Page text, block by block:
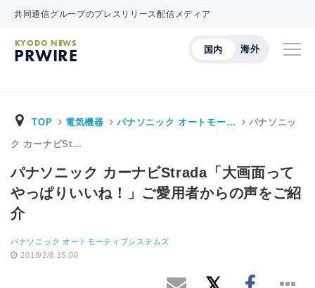
共同通信グループのプレスリリース配信メディア
国内 海外
KYODO NEWS
PRWIRE
TOP 電気機器 パナソニック オートモー… パナソニッ
ク カーナビSt…
パナソニック カーナビStrada「大画面って
やっぱりいいね！」ご愛用者からの声をご紹
介
パナソニック オートモーティブシステムズ
2019/2/8 15:00